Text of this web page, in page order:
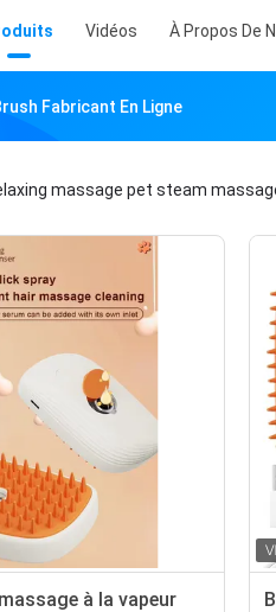
Vidéos À Propos De
Fabricant En Ligne
massage pet steam
à la vapeur